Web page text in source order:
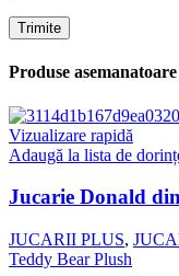
Produse asemanatoare
Vizualizare rapidă
Adaugă la lista de
Jucarie Donald
JUCARII PLUS,
Teddy Bear Plush